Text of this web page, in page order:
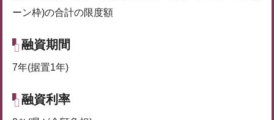
ーン枠)の合計の限度額
融資期間
7年(据置1年)
融資利率